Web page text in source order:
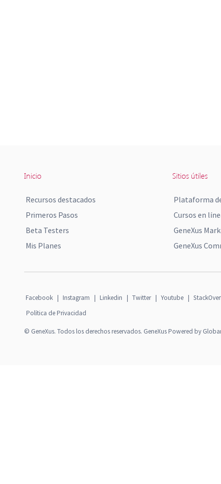
Inicio
Recursos destacados
Primeros Pasos
Beta Testers
Mis Planes
Sitios útiles
Plataforma
Cursos en
GeneXus
GeneXus
Facebook | Instagram | Linkedin | Twitter | Youtube |
Política de Privacidad
© GeneXus. Todos los derechos reservados. GeneXus Powered by